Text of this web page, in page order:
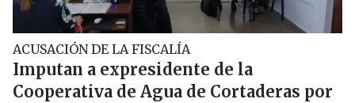
ACUSACIÓN DE LA FISCALÍA
Imputan a expresidente de la
Cooperativa de Agua de Cortaderas por